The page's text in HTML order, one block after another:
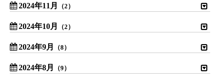
2024年11月 （2）
2024年10月 （2）
2024年9月 （8）
2024年8月 （9）